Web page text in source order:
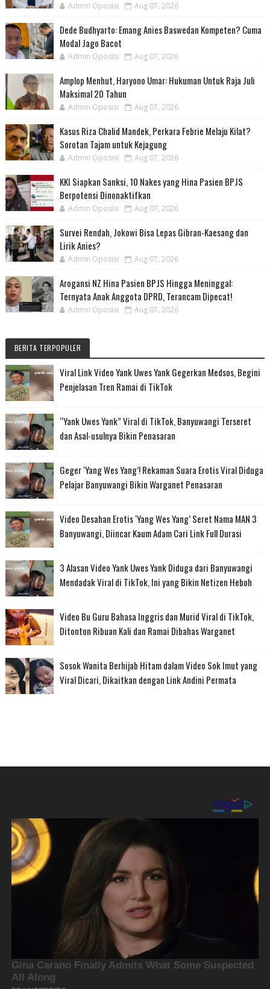
Admin Oposisi Aug 07, 2026
Dede Budhyarto: Emang Anies Baswedan Kompeten? Cuma
Modal Jago Bacot
Admin Oposisi Aug 07, 2026
Amplop Menhut, Haryono Umar: Hukuman Untuk Raja Juli
Maksimal 20 Tahun
Admin Oposisi Aug 07, 2026
Kasus Riza Chalid Mandek, Perkara Febrie Melaju Kilat?
Sorotan Tajam untuk Kejagung
Admin Oposisi Aug 07, 2026
KKI Siapkan Sanksi, 10 Nakes yang Hina Pasien BPJS
Berpotensi Dinonaktifkan
Admin Oposisi Aug 07, 2026
Survei Rendah, Jokowi Bisa Lepas Gibran-Kaesang dan
Lirik Anies?
Admin Oposisi Aug 07, 2026
Arogansi NZ Hina Pasien BPJS Hingga Meninggal:
Ternyata Anak Anggota DPRD, Terancam Dipecat!
Admin Oposisi Aug 07, 2026
BERITA TERPOPULER
Viral Link Video Yank Uwes Yank Gegerkan Medsos, Begini
Penjelasan Tren Ramai di TikTok
“Yank Uwes Yank” Viral di TikTok, Banyuwangi Terseret
dan Asal-usulnya Bikin Penasaran
Geger ‘Yang Wes Yang’! Rekaman Suara Erotis Viral Diduga
Pelajar Banyuwangi Bikin Warganet Penasaran
Video Desahan Erotis ‘Yang Wes Yang’ Seret Nama MAN 3
Banyuwangi, Diincar Kaum Adam Cari Link Full Durasi
3 Alasan Video Yank Uwes Yank Diduga dari Banyuwangi
Mendadak Viral di TikTok, Ini yang Bikin Netizen Heboh
Video Bu Guru Bahasa Inggris dan Murid Viral di TikTok,
Ditonton Ribuan Kali dan Ramai Dibahas Warganet
Sosok Wanita Berhijab Hitam dalam Video Sok Imut yang
Viral Dicari, Dikaitkan dengan Link Andini Permata